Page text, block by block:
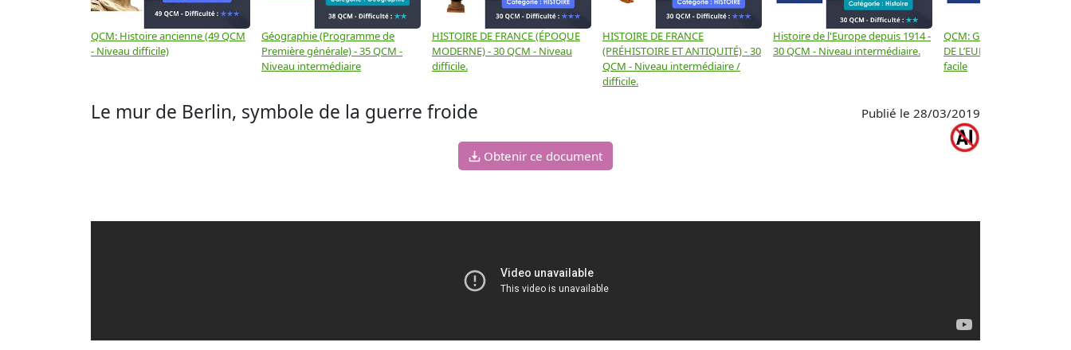
QCM: Histoire ancienne (49 QCM
- Niveau difficile)
Géographie (Programme de
Première générale) - 35 QCM -
Niveau intermédiaire
HISTOIRE DE FRANCE (ÉPOQUE
MODERNE) - 30 QCM - Niveau
difficile.
HISTOIRE DE FRANCE
(PRÉHISTOIRE ET ANTIQUITÉ) - 30
QCM - Niveau intermédiaire /
difficile.
Histoire de l'Europe depuis 1914 -
30 QCM - Niveau intermédiaire.
QCM: GÉOGRAPHIE
DE L’EUROPE - 30 QCM -
facile
Le mur de Berlin, symbole de la guerre froide Publié le 28/03/2019
Obtenir ce document